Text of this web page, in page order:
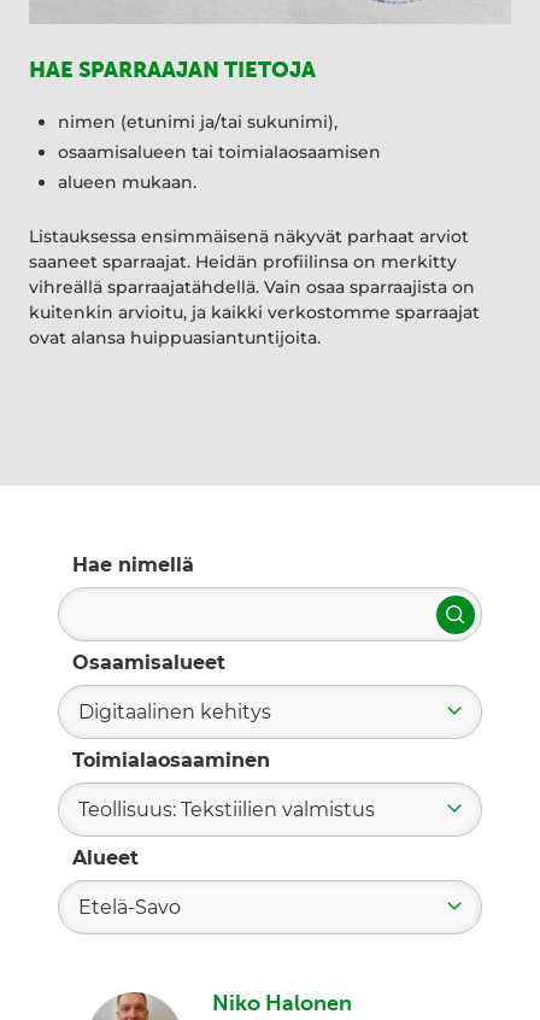
HAE SPARRAAJAN TIETOJA
nimen (etunimi ja/tai sukunimi),
osaamisalueen tai toimialaosaamisen
alueen mukaan.
Listauksessa ensimmäisenä näkyvät parhaat arviot
saaneet sparraajat. Heidän profiilinsa on merkitty
vihreällä sparraajatähdellä. Vain osaa sparraajista on
kuitenkin arvioitu, ja kaikki verkostomme sparraajat
ovat alansa huippuasiantuntijoita.
Hae nimellä
Hae
Osaamisalueet
Digitaalinen kehitys
Toimialaosaaminen
Teollisuus: Tekstiilien valmistus
Alueet
Etelä-Savo
Niko Halonen